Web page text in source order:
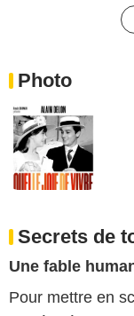
Photo
Secrets de
Une fable
Pour mettre en